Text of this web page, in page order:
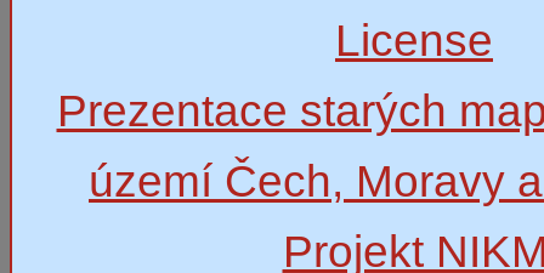
License
Prezentace starých
území Čech, Moravy
Projekt